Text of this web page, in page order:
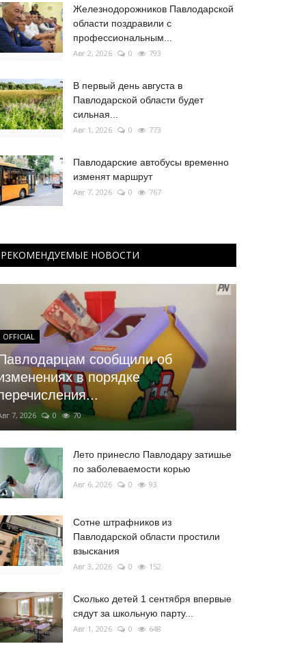
Железнодорожников Павлодарской
области поздравили с
профессиональным...
Авг 2, 2026 0 793
В первый день августа в
Павлодарской области будет
сильная...
Авг 1, 2026 0 773
Павлодарские автобусы временно
изменят маршрут
Авг 7, 2026 0 767
РЕКОМЕНДУЕМЫЕ НОВОСТИ
OFFICIAL
сообщили об
в порядке
7, 2026 0 70
Лето принесло Павлодару затишье
по заболеваемости корью
Авг 6, 2026 0 93
Сотне штрафников из
Павлодарской области простили
взыскания
Авг 3, 2026 0 152
Сколько детей 1 сентября впервые
сядут за школьную парту...
Авг 1, 2026 0 648